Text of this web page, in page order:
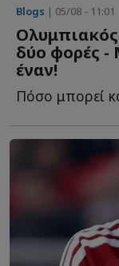
Blogs | 05/08 - 11:01
δύο φορές -
έναν!